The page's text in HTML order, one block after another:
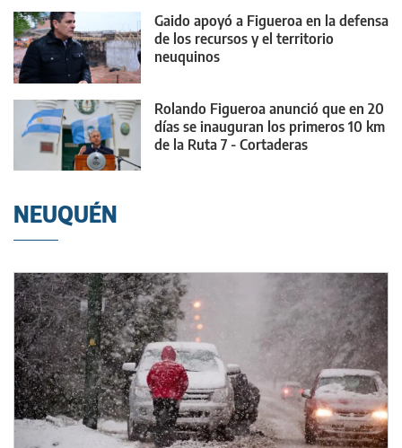
Gaido apoyó a Figueroa en la defensa
de los recursos y el territorio
neuquinos
Rolando Figueroa anunció que en 20
días se inauguran los primeros 10 km
de la Ruta 7 - Cortaderas
NEUQUÉN